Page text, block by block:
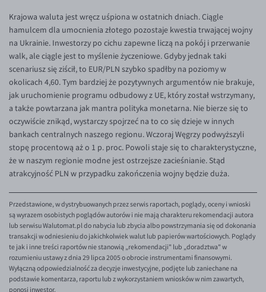
EUR/HUF
EUR/ILS
EUR/JPY
EUR/NZD
EUR/RON
EUR/SGD
EUR/TRY
EUR/ZAR
GBP/USD
GBP/CHF
Krajowa waluta jest wręcz uśpiona w ostatnich dniach. Ciągle
hamulcem dla umocnienia złotego pozostaje kwestia trwającej wojny
na Ukrainie. Inwestorzy po cichu zapewne liczą na pokój i przerwanie
walk, ale ciągle jest to myślenie życzeniowe. Gdyby jednak taki
scenariusz się ziścił, to EUR/PLN szybko spadłby na poziomy w
okolicach 4,60. Tym bardziej że pozytywnych argumentów nie brakuje,
jak uruchomienie programu odbudowy z UE, który został wstrzymany,
a także powtarzana jak mantra polityka monetarna. Nie bierze się to
oczywiście znikąd, wystarczy spojrzeć na to co się dzieje w innych
bankach centralnych naszego regionu. Wczoraj Węgrzy podwyższyli
stopę procentową aż o 1 p. proc. Powoli staje się to charakterystyczne,
że w naszym regionie modne jest ostrzejsze zacieśnianie. Stąd
atrakcyjność PLN w przypadku zakończenia wojny będzie duża.
Przedstawione, w dystrybuowanych przez serwis raportach, poglądy, oceny i wnioski
są wyrazem osobistych poglądów autorów i nie mają charakteru rekomendacji autora
lub serwisu Walutomat.pl do nabycia lub zbycia albo powstrzymania się od dokonania
transakcji w odniesieniu do jakichkolwiek walut lub papierów wartościowych. Poglądy
te jak i inne treści raportów nie stanowią „rekomendacji" lub „doradztwa" w
rozumieniu ustawy z dnia 29 lipca 2005 o obrocie instrumentami finansowymi.
Wyłączną odpowiedzialność za decyzje inwestycyjne, podjęte lub zaniechane na
podstawie komentarza, raportu lub z wykorzystaniem wniosków w nim zawartych,
ponosi inwestor.